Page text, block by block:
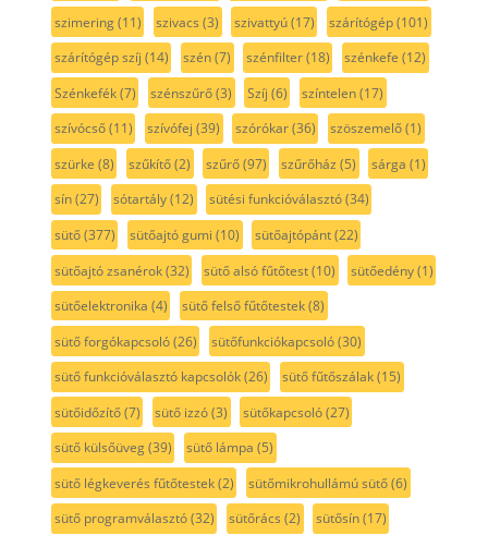
szimering(11) szivacs (3) szivattyú(17) szárítógép(101)
szárítógép szíj (14) szén(7) szénfilter(18) szénkefe (12)
Szénkefék(7) szénszűrő(3) Szíj (6) színtelen(17)
szívócső(11) szívófej (39) szórókar(36) szöszemelő(1)
szürke (8) szűkítő(2) szűrő(97) szűrőház (5) sárga (1)
sín(27) sótartály(12) sütési funkcióválasztó(34)
sütő(377) sütőajtó gumi (10) sütőajtópánt(22)
sütőajtó zsanérok(32) sütő alsó fűtőtest(10) sütőedény(1)
sütőelektronika (4) sütő felső fűtőtestek(8)
sütő forgókapcsoló(26) sütőfunkciókapcsoló(30)
sütő funkcióválasztó kapcsolók(26) sütő fűtőszálak(15)
sütőidőzítő(7) sütő izzó(3) sütőkapcsoló(27)
sütő külsőüveg(39) sütő lámpa (5)
sütő légkeverés fűtőtestek(2) sütőmikrohullámú sütő(6)
sütő programválasztó(32) sütőrács (2) sütősín(17)